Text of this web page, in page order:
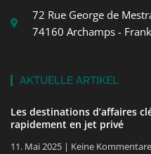
72 Rue George de
74160 Archamps -
AKTUELLE ARTIKEL
Les destinations d’affaires
rapidement en jet privé
11. Mai 2025 Keine Kommentare